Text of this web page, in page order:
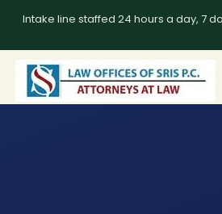
Intake line staffed 24 hours a day, 7